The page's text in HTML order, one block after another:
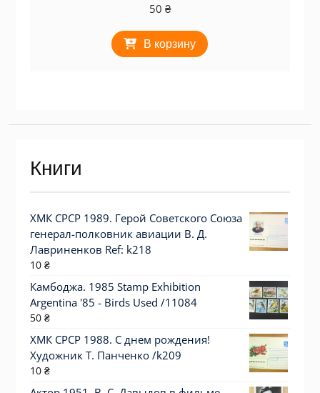
50 ₴
В корзину
Книги
ХМК СРСР 1989. Герой Советского Союза
генерал-полковник авиации В. Д.
Лавриненков Ref: k218
10 ₴
Камбоджа. 1985 Stamp Exhibition
Argentina '85 - Birds Used /11084
50 ₴
ХМК СРСР 1988. С днем рождения!
Художник Т. Панченко /k209
10 ₴